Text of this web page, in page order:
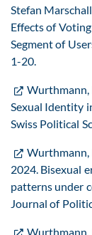
Stefan
Effects of
Segment of
1-20.
Wurthmann,
Sexual Identity
Swiss Political
Wurthmann,
2024. Bisexual
patterns under
Journal of
Wurthmann,